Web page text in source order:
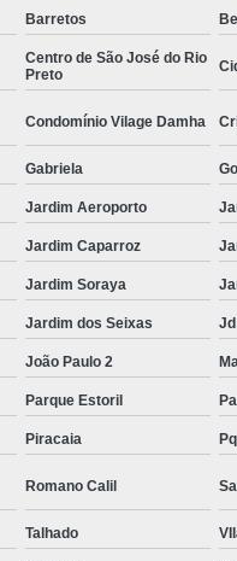
Barretos
Centro de São José do Rio
Preto
Condomínio Vilage Damha
Gabriela
Jardim Aeroporto
Jardim Caparroz
Jardim Soraya
Jardim dos Seixas
João Paulo 2
Parque Estoril
Piracaia
Romano Calil
Talhado